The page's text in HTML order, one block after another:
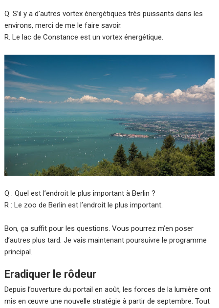
Q. S’il y a d’autres vortex énergétiques très puissants dans les
environs, merci de me le faire savoir.
R. Le lac de Constance est un vortex énergétique.
Q : Quel est l’endroit le plus important à Berlin ?
R : Le zoo de Berlin est l’endroit le plus important.
Bon, ça suffit pour les questions. Vous pourrez m’en poser
d’autres plus tard. Je vais maintenant poursuivre le programme
principal.
Eradiquer le rôdeur
Depuis l’ouverture du portail en août, les forces de la lumière ont
mis en œuvre une nouvelle stratégie à partir de septembre. Tout